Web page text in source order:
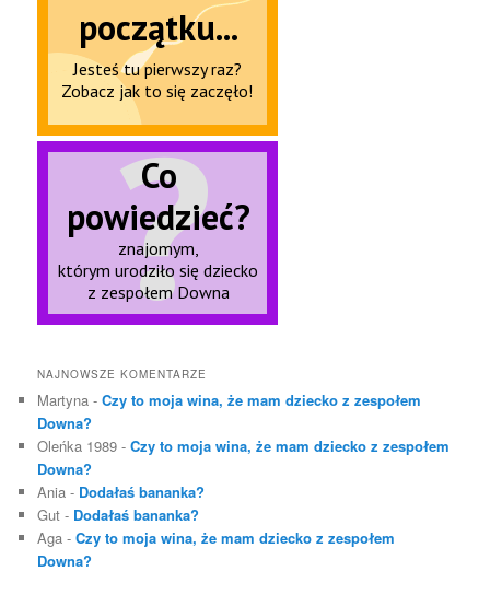
NAJNOWSZE KOMENTARZE
Martyna -Czy to moja wina, że mam dziecko z zespołem
Downa?
Oleńka 1989 -Czy to moja wina, że mam dziecko z zespołem
Downa?
Ania - Dodałaś bananka?
Gut - Dodałaś bananka?
Aga -Czy to moja wina, że mam dziecko z zespołem
Downa?